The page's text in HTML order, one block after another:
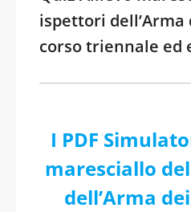
ispettori
corso triennale ed
I PDF
maresciallo
dell’Arma